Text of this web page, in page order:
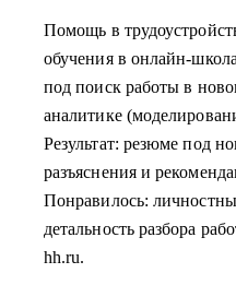
Помощь в
обучения в онлайн-
под поиск работы в
аналитике
Результат: резюме под
разъяснения и
Понравилось:
детальность разбора
hh.ru.